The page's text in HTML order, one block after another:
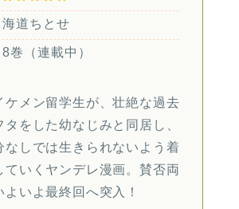
道ちとせ
巻（連載中）
ケメン留学生が、壮絶な過去
タをした幼なじみと同居し、
なしでは生きられないよう着
ていくヤンデレ漫画。賛否両
いよ最終回へ突入！